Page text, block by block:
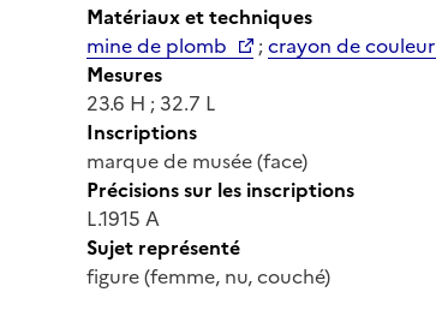
Matériaux et techniques
mine de plomb
;crayon de couleur
Mesures
23.6 H ; 32.7 L
Inscriptions
marque de musée (face)
Précisions sur les inscriptions
L.1915 A
Sujet représenté
figure (femme, nu, couché)